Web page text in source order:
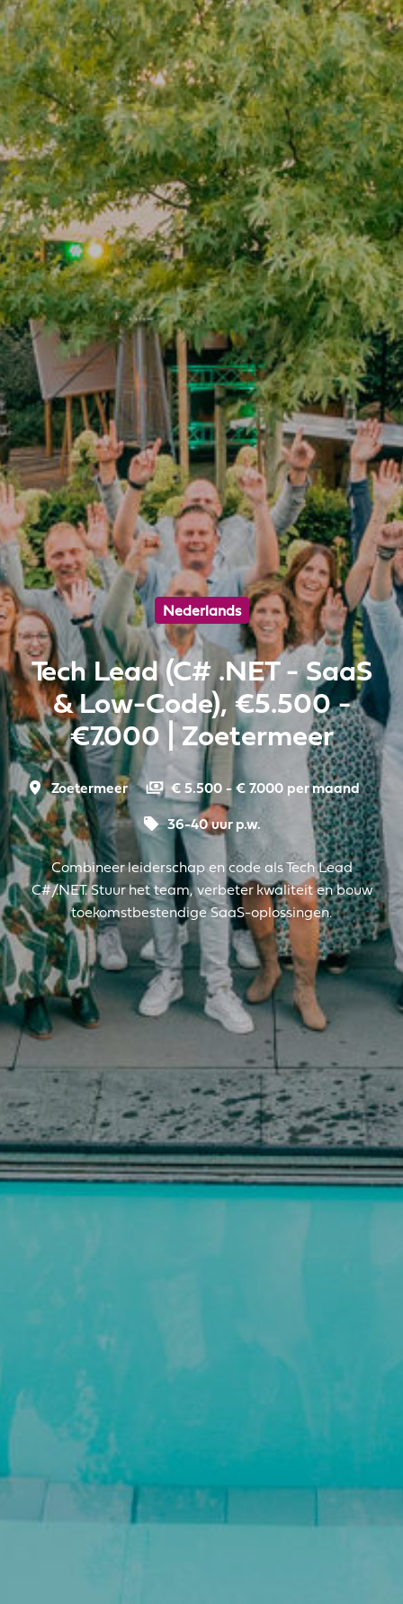
Nederlands
Tech Lead (C# .NET - SaaS
& Low-Code), €5.500 -
€7.000 | Zoetermeer
Zoetermeer € 5.500 - € 7.000 per maand
36-40 uur p.w.
Combineer leiderschap en code als Tech Lead
C#/.NET. Stuur het team, verbeter kwaliteit en bouw
toekomstbestendige SaaS-oplossingen.